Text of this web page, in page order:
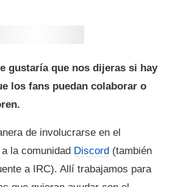
gustaría que nos dijeras si hay
los fans puedan colaborar o
de involucrarse en el
la comunidad Discord (también
a IRC). Allí trabajamos para